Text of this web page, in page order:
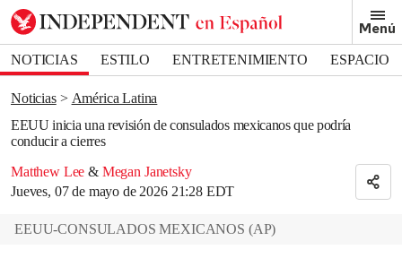
Menú
NOTICIAS ESTILO ENTRETENIMIENTO
ESPACIO
DEPORTES
Noticias
América Latina
EEUU inicia una revisión de consulados mexicanos que podría
conducir a cierres
Matthew Lee & Megan Janetsky
Jueves, 07 de mayo de 2026 21:28 EDT
Bookmark popover
Removed from bookmarks
Close popover
EEUU-CONSULADOS MEXICANOS (AP)